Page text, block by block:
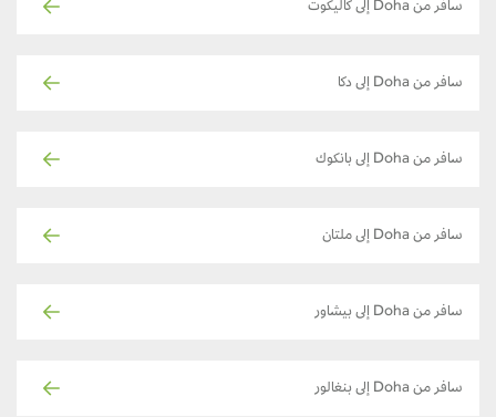
سافر من Doha إلى كاليكوت
سافر من Doha إلى دكا
سافر من Doha إلى بانكوك
سافر من Doha إلى ملتان
سافر من Doha إلى بيشاور
سافر من Doha إلى بنغالور